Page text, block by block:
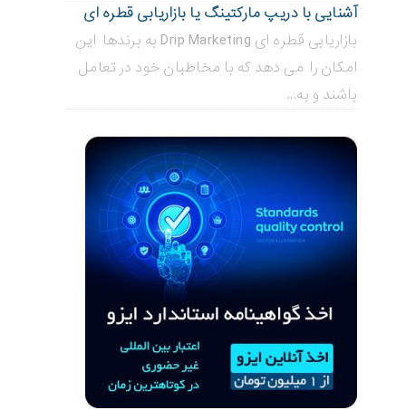
آشنایی با دریپ مارکتینگ یا بازاریابی قطره ای
بازاریابی قطره ای Drip Marketing به برندها این
امکان را می دهد که با مخاطبان خود در تعامل
باشند و به...